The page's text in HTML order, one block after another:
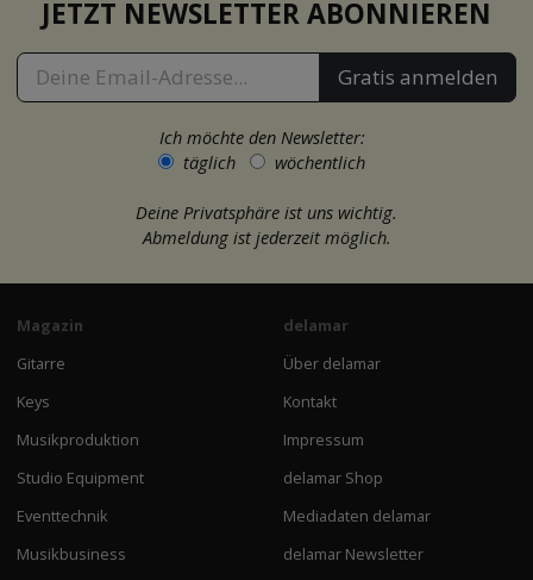
JETZT NEWSLETTER ABONNIEREN
Gratis anmelden
Ich möchte den Newsletter:
täglich
wöchentlich
Deine Privatsphäre ist uns wichtig.
Abmeldung ist jederzeit möglich.
Magazin
Gitarre
Keys
Musikproduktion
Studio Equipment
Eventtechnik
Musikbusiness
delamar
Über delamar
Kontakt
Impressum
delamar Shop
Mediadaten delamar
delamar Newsletter